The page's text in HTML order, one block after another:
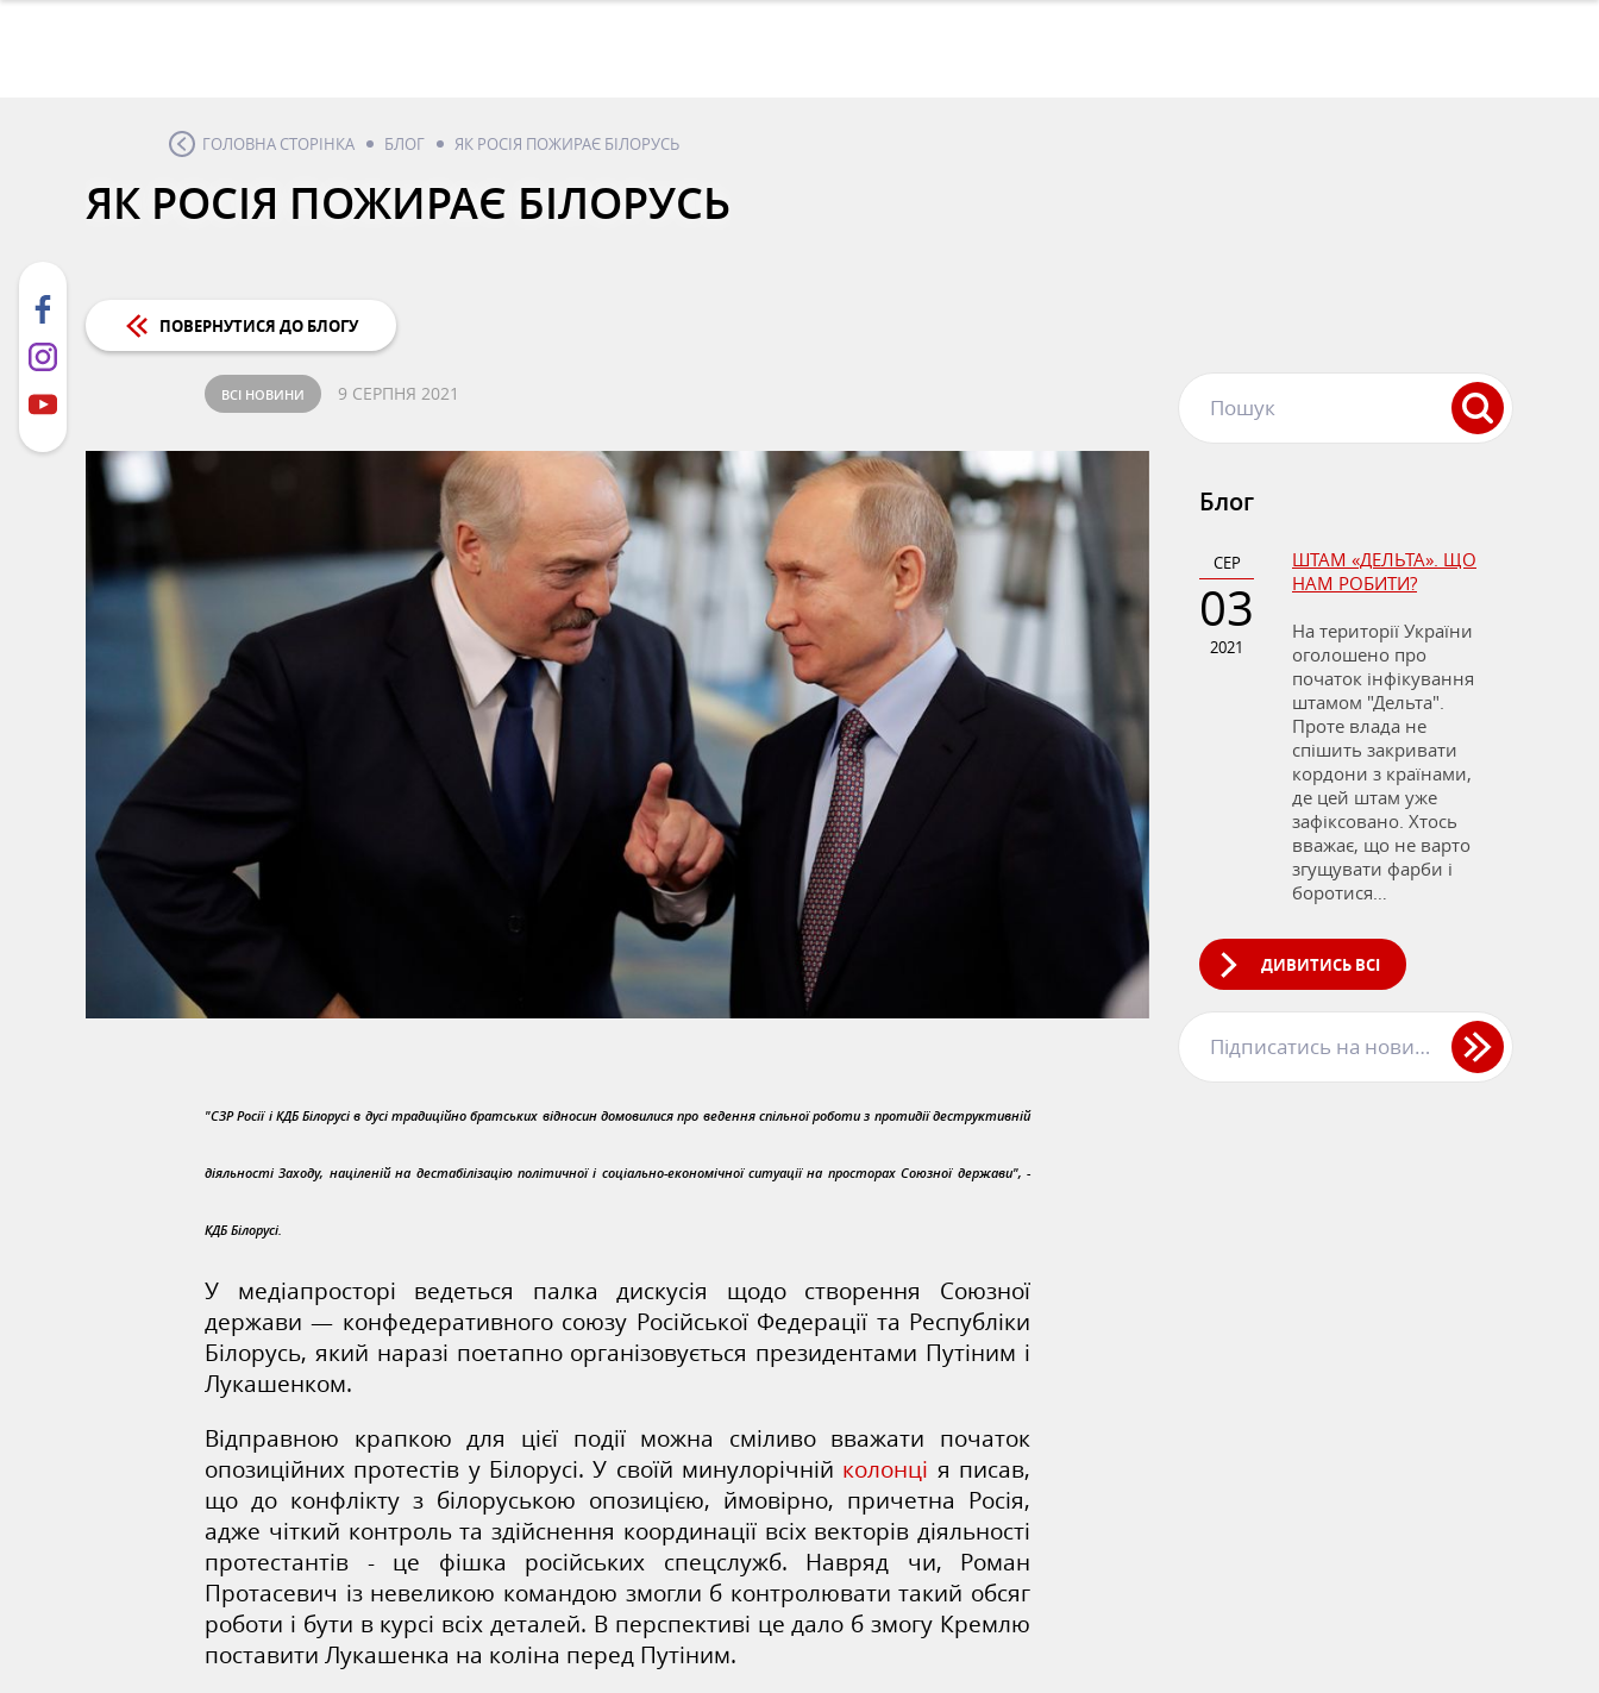
ГОЛОВНА СТОРІНКА БЛОГ ЯК РОСІЯ ПОЖИРАЄ БІЛОРУСЬ
ЯК РОСІЯ ПОЖИРАЄ БІЛОРУСЬ
ПОВЕРНУТИСЯ ДО БЛОГУ
ВСІ НОВИНИ 9 СЕРПНЯ 2021
"СЗР Росії і КДБ Білорусі в дусі традиційно братських відносин домовилися про ведення спільної роботи з протидії деструктивній
діяльності Заходу, націленій на дестабілізацію політичної і соціально-економічної ситуації на просторах Союзної держави", -
КДБ Білорусі.
У медіапросторі ведеться палка дискусія щодо створення Союзної
держави — конфедеративного союзу Російської Федерації та Республіки
Білорусь, який наразі поетапно організовується президентами Путіним і
Лукашенком.
Відправною крапкою для цієї події можна сміливо вважати початок
опозиційних протестів у Білорусі. У своїй минулорічній колонці я писав,
що до конфлікту з білоруською опозицією, ймовірно, причетна Росія,
адже чіткий контроль та здійснення координації всіх векторів діяльності
протестантів - це фішка російських спецслужб. Навряд чи, Роман
Протасевич із невеликою командою змогли б контролювати такий обсяг
роботи і бути в курсі всіх деталей. В перспективі це дало б змогу Кремлю
поставити Лукашенка на коліна перед Путіним.
Пошук
Блог
СЕР
03
2021
ШТАМ «ДЕЛЬТА». ЩО
НАМ РОБИТИ?
На території України
оголошено про
початок інфікування
штамом "Дельта".
Проте влада не
спішить закривати
кордони з країнами,
де цей штам уже
зафіксовано. Хтось
вважає, що не варто
згущувати фарби і
боротися…
ДИВИТИСЬ ВСІ
Підписатись на новини